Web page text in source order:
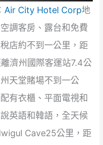
Air City Hotel Corp地
調客房、露台和免費
店約不到一公里，距
濟州國際客運站7.4公
天堂賭場不到一公
有衣櫃、平面電視和
英語和韓語，全天候
Cave25公里，距